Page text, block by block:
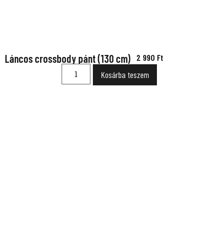
Láncos crossbody pánt (130 cm) 2 990 Ft
Kosárba teszem